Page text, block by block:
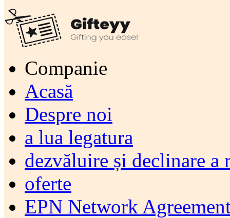
Companie
Acasă
Despre noi
a lua legatura
dezvăluire și declinare a
oferte
EPN Network